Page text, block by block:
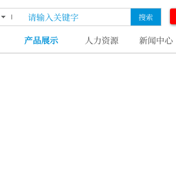
搜索
产品展示 人力资源 新闻中心